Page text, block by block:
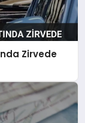
Zirvede